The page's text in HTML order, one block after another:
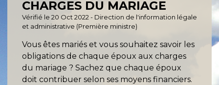
CHARGES DU MARIAGE
Vérifié le 20 Oct 2022 - Direction de l'information légale
et administrative (Première ministre)
Vous êtes mariés et vous souhaitez savoir les
obligations de chaque époux aux charges
du mariage ? Sachez que chaque époux
doit contribuer selon ses moyens financiers.